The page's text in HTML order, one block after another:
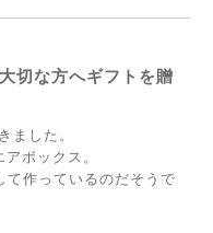
切な方へギフトを贈
ました。
ボックス。
て作っているのだそうで